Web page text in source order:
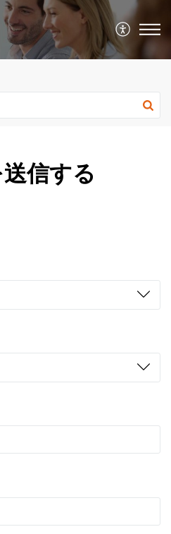
信する